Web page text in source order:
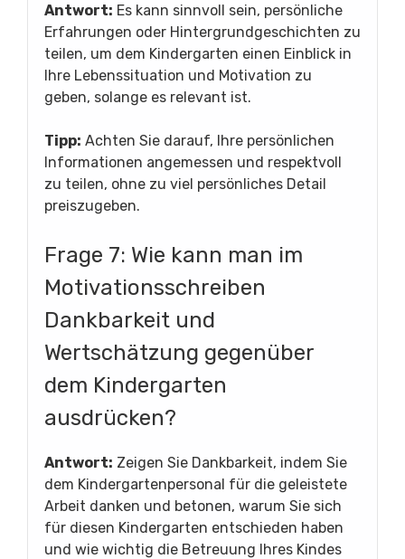
Antwort: Es kann sinnvoll sein, persönliche
Erfahrungen oder Hintergrundgeschichten zu
teilen, um dem Kindergarten einen Einblick in
Ihre Lebenssituation und Motivation zu
geben, solange es relevant ist.
Tipp: Achten Sie darauf, Ihre persönlichen
Informationen angemessen und respektvoll
zu teilen, ohne zu viel persönliches Detail
preiszugeben.
Frage 7: Wie kann man im
Motivationsschreiben
Dankbarkeit und
Wertschätzung gegenüber
dem Kindergarten
ausdrücken?
Antwort: Zeigen Sie Dankbarkeit, indem Sie
dem Kindergartenpersonal für die geleistete
Arbeit danken und betonen, warum Sie sich
für diesen Kindergarten entschieden haben
und wie wichtig die Betreuung Ihres Kindes